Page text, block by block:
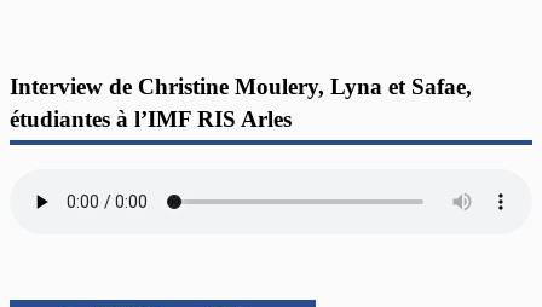
Interview de Christine Moulery, Lyna et Safae,
étudiantes à l’IMF RIS Arles